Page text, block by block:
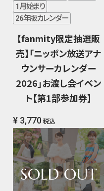
1月始まり
26年版カレンダー
【fanmity限定抽選販
売】「ニッポン放送アナ
ウンサーカレンダー
2026」お渡し会イベン
ト【第1部参加券】
¥ 3,770 税込